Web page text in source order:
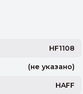
HF1108
(не указано)
HAFF